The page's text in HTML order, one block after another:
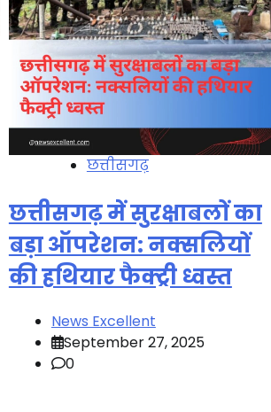
छत्तीसगढ़
छत्तीसगढ़ में सुरक्षाबलों का
बड़ा ऑपरेशन: नक्सलियों
की हथियार फैक्ट्री ध्वस्त
News Excellent
September 27, 2025
0